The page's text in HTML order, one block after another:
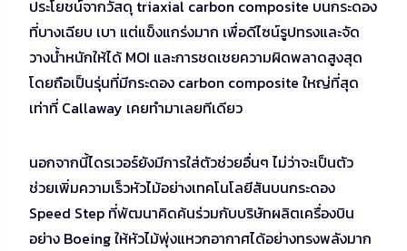
ประโยชน์จากวัสดุ triaxial carbon composite บนกระดอง
ที่บางเฉียบ เบา แต่แข็งแกร่งมาก เพื่อดีไซน์รูปทรงและจัด
วางน้ำหนักให้ได้ MOI และการชดเชยความผิดพลาดสูงสุด
โดยถือเป็นรุ่นที่มีกระดอง carbon composite ใหญ่ที่สุด
เท่าที่ Callaway เคยทำมาเลยทีเดียว
นอกจากนี้ไดรเวอร์ยังมีการใส่ตัวช่วยอื่นๆ ไม่ว่าจะเป็นตัว
ช่วยเพิ่มความเร็วหัวไม้อย่างเทคโนโลยีสันบนกระดอง
Speed Step ที่พัฒนาคิดค้นร่วมกับบริษัทผลิตเครื่องบิน
อย่าง Boeing ให้หัวไม้พุ่งแหวกอากาศได้อย่างทรงพลังมาก